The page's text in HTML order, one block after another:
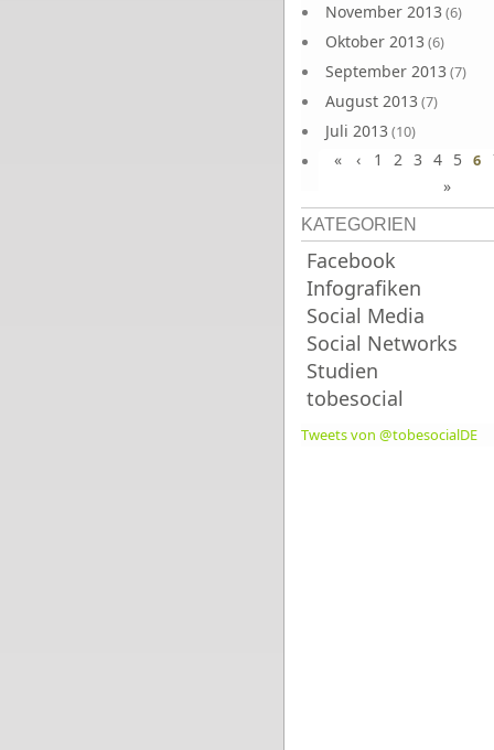
November 2013 (6)
Oktober 2013 (6)
September 2013 (7)
August 2013 (7)
Juli 2013 (10)
Juni 2013(10)
« ‹ 1 2 3 4 5 6
»
KATEGORIEN
Facebook
Infografiken
Social Media
Social Networks
Studien
tobesocial
Tweets von @tobesocialDE